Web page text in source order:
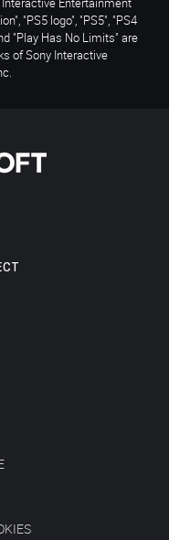
"PS5 logo", "PS5", "PS4
"Play Has No Limits" are
of Sony Interactive